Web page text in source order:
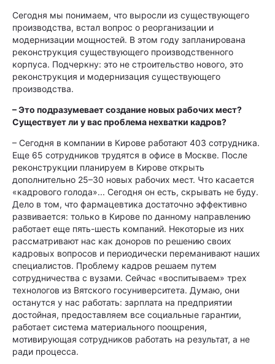
Сегодня мы понимаем, что выросли из существующего
производства, встал вопрос о реорганизации и
модернизации мощностей. В этом году запланирована
реконструкция существующего производственного
корпуса. Подчеркну: это не строительство нового, это
реконструкция и модернизация существующего
производства.
– Это подразумевает создание новых рабочих мест?
Существует ли у вас проблема нехватки кадров?
– Сегодня в компании в Кирове работают 403 сотрудника.
Еще 65 сотрудников трудятся в офисе в Москве. После
реконструкции планируем в Кирове открыть
дополнительно 25–30 новых рабочих мест. Что касается
«кадрового голода»... Сегодня он есть, скрывать не буду.
Дело в том, что фармацевтика достаточно эффективно
развивается: только в Кирове по данному направлению
работает еще пять-шесть компаний. Некоторые из них
рассматривают нас как доноров по решению своих
кадровых вопросов и периодически переманивают наших
специалистов. Проблему кадров решаем путем
сотрудничества с вузами. Сейчас «воспитываем» трех
технологов из Вятского госуниверситета. Думаю, они
останутся у нас работать: зарплата на предприятии
достойная, предоставляем все социальные гарантии,
работает система материального поощрения,
мотивирующая сотрудников работать на результат, а не
ради процесса.